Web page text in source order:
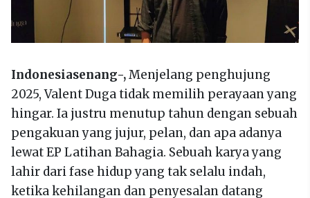
Indonesiasenang-,Menjelang penghujung
2025, Valent Duga tidak memilih perayaan yang
hingar. Ia justru menutup tahun dengan sebuah
pengakuan yang jujur, pelan, dan apa adanya
lewat EP Latihan Bahagia. Sebuah karya yang
lahir dari fase hidup yang tak selalu indah,
ketika kehilangan dan penyesalan datang